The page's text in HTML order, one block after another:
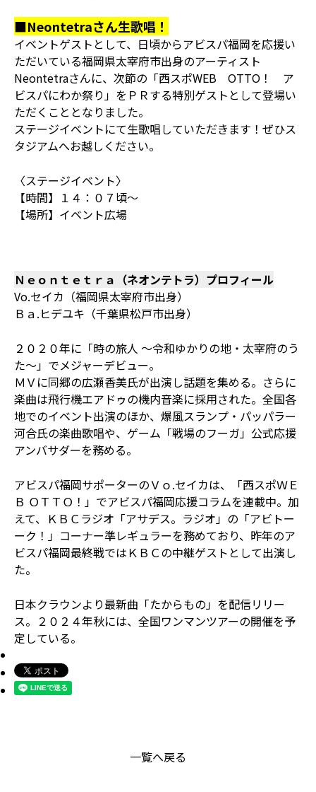
■Neontetraさん生歌唱！
イベントゲストとして、日頃からアビスパ福岡を応援い
ただいている福岡県太宰府市出身のアーティスト
Neontetraさんに、次節の「西スポWEB OTTO！ ア
ビスパにわか祭り」をＰＲする特別ゲストとして登場い
ただくこととなりました。
ステージイベントにて生歌唱していただきます！ぜひス
タジアムへお越しください。
〈ステージイベント〉
【時間】１４：０７頃～
【場所】イベント広場
Ｎｅｏｎｔｅｔｒａ（ネオンテトラ）プロフィール
Vo.セイカ（福岡県太宰府市出身）
Ｂａ.ヒデユキ（千葉県松戸市出身）
２０２０年に「時の旅人 ～令和ゆかりの地・太宰府のう
た～」でメジャーデビュー。
ＭＶに同郷の広瀬香美氏が出演し話題を集める。さらに
楽曲は飛行機エアドゥの機内音楽に採用された。全国各
地でのイベント出演のほか、爆風スランプ・パッパラー
河合氏の楽曲歌唱や、ゲーム「戦場のフーガ」公式応援
アンバサダーを務める。
アビスパ福岡サポーターのＶｏ.セイカは、「西スポＷＥ
Ｂ ＯＴＴＯ！」でアビスパ福岡応援コラムを連載中。加
えて、ＫＢＣラジオ「アサデス。ラジオ」の「アビトー
ーク！」コーナー準レギュラーを務めており、昨年のア
ビスパ福岡最終戦ではＫＢＣの中継ゲストとして出演し
た。
日本クラウンより最新曲「たからもの」を配信リリー
ス。２０２４年秋には、全国ワンマンツアーの開催を予
定している。
一覧へ戻る